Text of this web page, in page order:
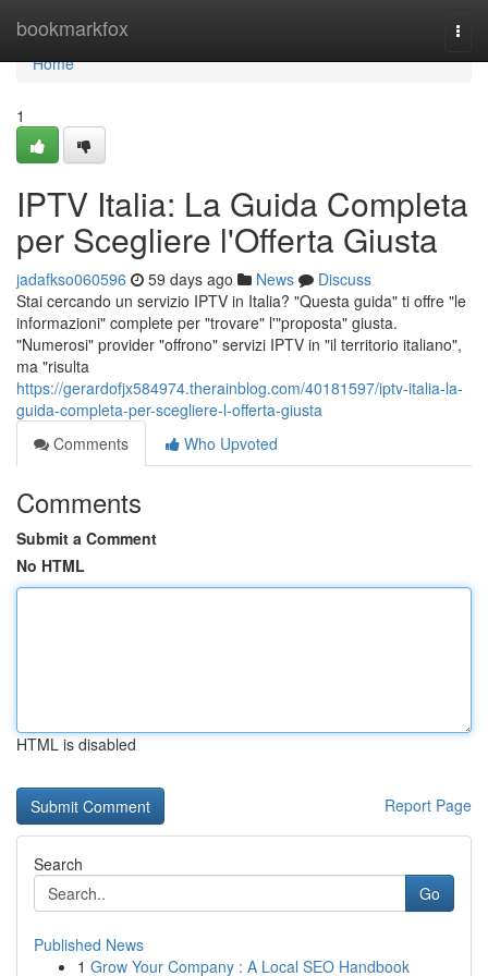
bookmarkfox
Home
Home
1
IPTV Italia: La Guida Completa
per Scegliere l'Offerta Giusta
jadafkso060596 59 days ago News
Discuss
Stai cercando un servizio IPTV in Italia? "Questa guida" ti offre "le
informazioni" complete per "trovare" l'"proposta" giusta.
"Numerosi" provider "offrono" servizi IPTV in "il territorio italiano",
ma "risulta
https://gerardofjx584974.therainblog.com/40181597/iptv-italia-la-
guida-completa-per-scegliere-l-offerta-giusta
Comments
Who Upvoted
Comments
Submit a Comment
No HTML
HTML is disabled
Report Page
Search
Go
Published News
1 Grow Your Company : A Local SEO Handbook